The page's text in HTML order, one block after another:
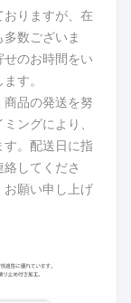
りますが、在
数ございま
のお時間をい
す。
品の発送を努
ングにより、
。配送日に指
してくださ
お願い申し上げ